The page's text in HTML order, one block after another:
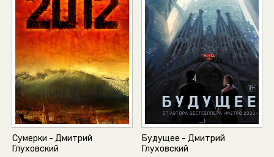
Сумерки - Дмитрий
Глуховский
Будущее - Дмитрий
Глуховский